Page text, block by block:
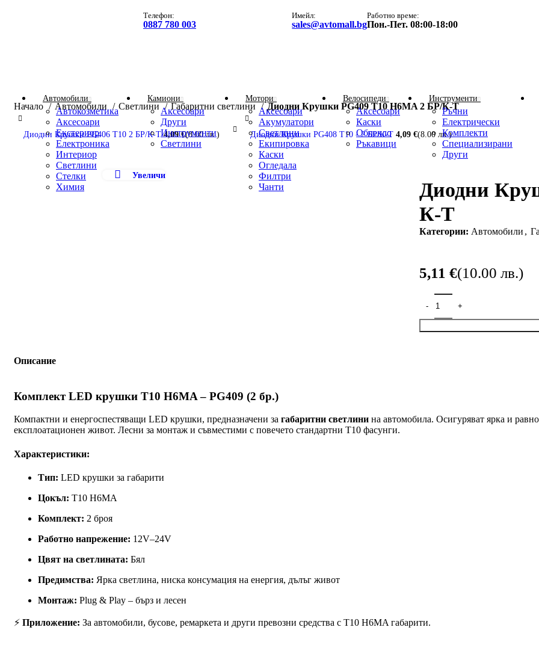
Tелефон:
0887 780 003
Имейл:
sales@avtomall.bg
Работно време:
Пон.-Пет. 08:00-18:00
Автомобили
Автокозметика
Аксесоари
Екстериор
Електроника
Интериор
Светлини
Стелки
Химия
Камиони
Аксесоари
Други
Инструменти
Светлини
Мотори
Аксесоари
Акумулатори
Светлини
Екипировка
Каски
Огледала
Филтри
Чанти
Велосипеди
Аксесоари
Каски
Облекло
Ръкавици
Инструменти
Ръчни
Електрически
Комплекти
Специализирани
Други
Начало Автомобили Светлини Габаритни светлини Диодни Крушки PG409 Т10 H6MA 2 БР/К-Т
Диодни Крушки PG406 Т10 2 БР/К-Т Диодни Крушки PG408 Т10 - 2 БР/К-Т
Увеличи
Диодни
К-Т
Категории: Автомобили ,
€
Описание
Комплект LED крушки T10 H6MA – PG409 (2 бр.)
Компактни и енергоспестяващи LED крушки, предназначени за габаритни светлини на автомобила. Осигуряват ярка и
експлоатационен живот. Лесни за монтаж и съвместими с повечето стандартни T10 фасунги.
Характеристики:
Тип: LED крушки за габарити
Цокъл: T10 H6MA
Комплект: 2 броя
Работно напрежение: 12V–24V
Цвят на светлината: Бял
Предимства: Ярка светлина, ниска консумация на енергия, дълъг живот
Монтаж: Plug & Play – бърз и лесен
⚡ Приложение: За автомобили, бусове, ремаркета и други превозни средства с T10 H6MA габарити.